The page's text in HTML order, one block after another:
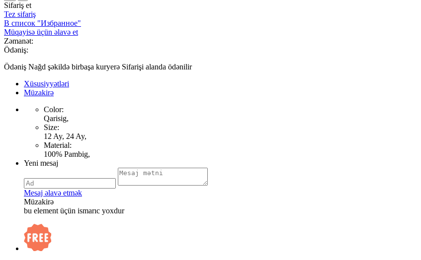
Sifariş et
Tez sifariş
В список "Избранное"
Müqayisə üçün əlavə et
Zəmanət:
Ödəniş:
Ödəniş Nağd şəkildə birbaşa kuryerə Sifarişi alanda ödənilir
Xüsusiyyətləri
Müzakirə
Color:
Qarisig,
Size:
12 Ay, 24 Ay,
Material:
100% Pambig,
Yeni mesaj
Mesaj əlavə etmək
Müzakirə
bu element üçün ismarıc yoxdur